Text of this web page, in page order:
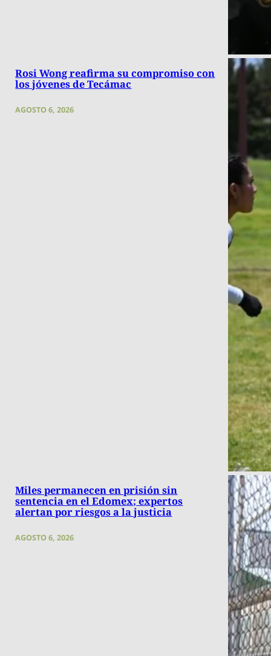
Rosi Wong reafirma su compromiso con
los jóvenes de Tecámac
AGOSTO 6, 2026
Miles permanecen en prisión sin
sentencia en el Edomex; expertos
alertan por riesgos a la justicia
AGOSTO 6, 2026